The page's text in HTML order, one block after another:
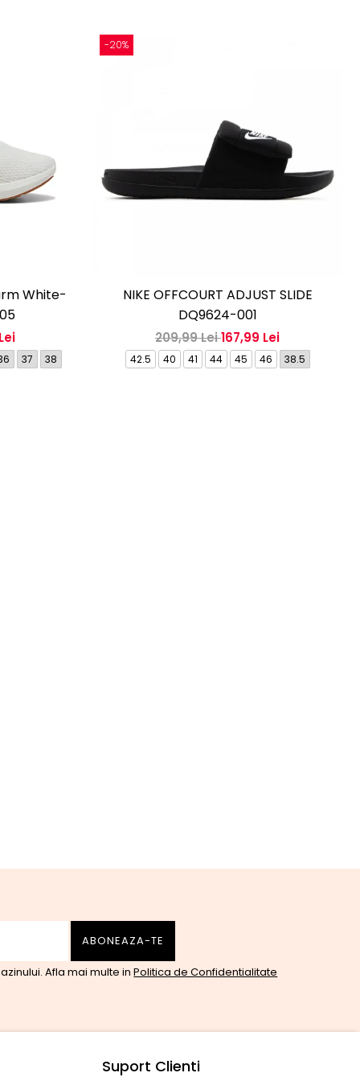
White-
37 38
-20%
NIKE OFFCOURT ADJUST SLIDE
DQ9624-001
209,99 Lei167,99 Lei
42.5 40 41 44 45 46 38.5
Afla mai multe inPolitica de Confidentialitate
Suport Clienti